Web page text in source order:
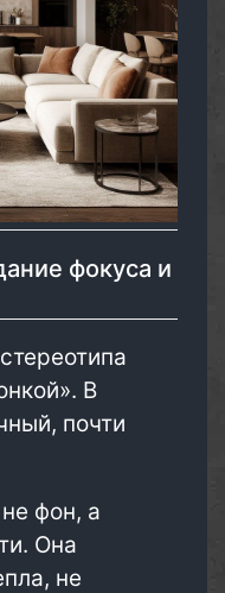
фокуса и
В
почти
фон, а
Она
не